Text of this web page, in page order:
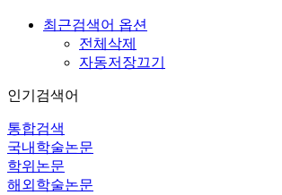
최근검색어 옵션
전체삭제
자동저장끄기
인기검색어
통합검색
국내학술논문
학위논문
해외학술논문